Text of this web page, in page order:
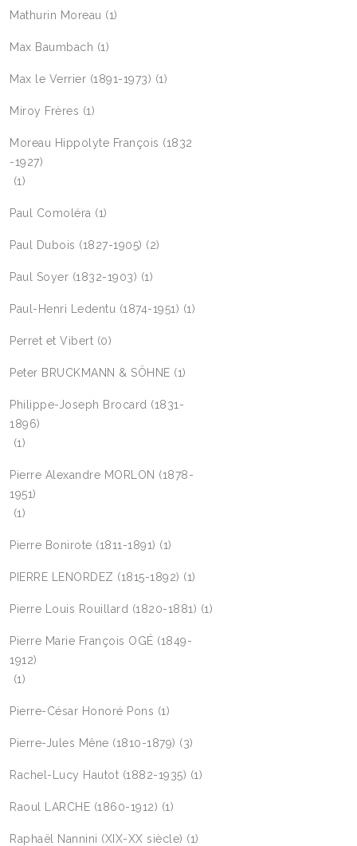
Mathurin Moreau (1)
Max Baumbach (1)
Max le Verrier (1891-1973) (1)
Miroy Frères (1)
Moreau Hippolyte François (1832
-1927)
(1)
Paul Comoléra (1)
Paul Dubois (1827-1905) (2)
Paul Soyer (1832-1903) (1)
Paul-Henri Ledentu (1874-1951) (1)
Perret et Vibert (0)
Peter BRUCKMANN & SÖHNE (1)
Philippe-Joseph Brocard (1831-
1896)
(1)
Pierre Alexandre MORLON (1878-
1951)
(1)
Pierre Bonirote (1811-1891) (1)
PIERRE LENORDEZ (1815-1892) (1)
Pierre Louis Rouillard (1820-1881) (1)
Pierre Marie François OGÉ (1849-
1912)
(1)
Pierre-César Honoré Pons (1)
Pierre-Jules Mêne (1810-1879) (3)
Rachel-Lucy Hautot (1882-1935) (1)
Raoul LARCHE (1860-1912) (1)
Raphaël Nannini (XIX-XX siècle) (1)